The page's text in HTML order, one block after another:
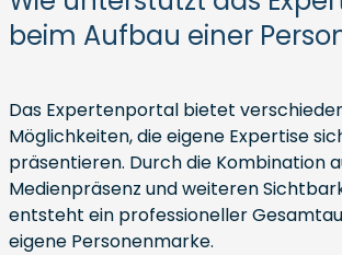
beim Aufbau einer
Das Expertenportal bietet
Möglichkeiten, die eigene Expertise
präsentieren. Durch die Kombination
Medienpräsenz und weiteren
entsteht ein professioneller
eigene Personenmarke.